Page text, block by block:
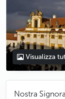
Visualizza
Nostra